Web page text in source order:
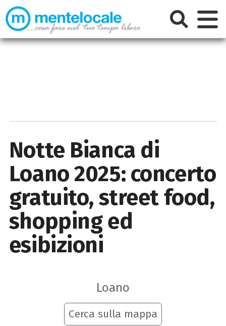
Notte Bianca di
Loano 2025: concerto
gratuito, street food,
shopping ed
esibizioni
Loano
Cerca sulla mappa